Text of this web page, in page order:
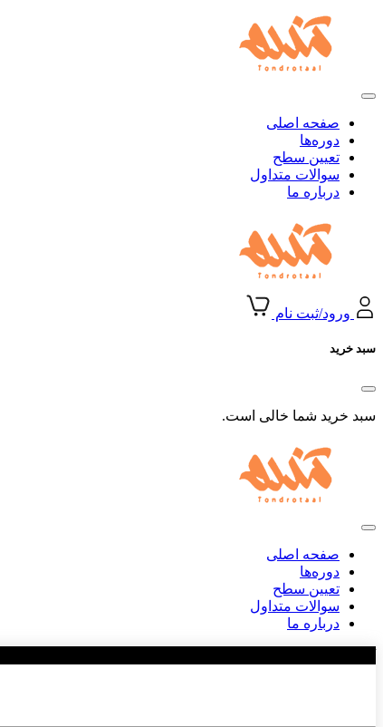
صفحه اصلی
دوره‌ها
تعیین سطح
سوالات متداول
درباره ما
ورود/ثبت نام
سبد خرید
سبد خرید شما خالی است.
صفحه اصلی
دوره‌ها
تعیین سطح
سوالات متداول
درباره ما